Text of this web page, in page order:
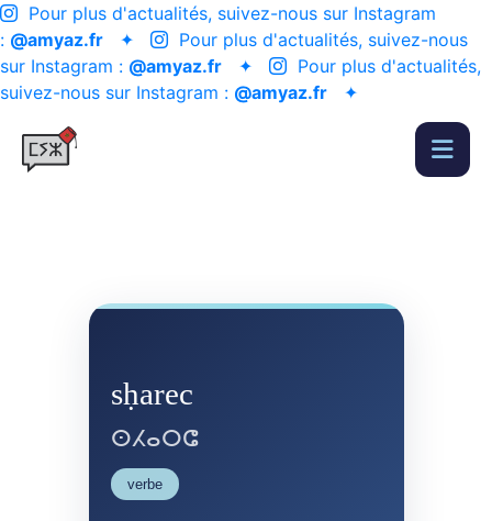
Pour plus d'actualités, suivez-nous sur Instagram
: @amyaz.fr ✦
Pour plus d'actualités, suivez-nous
sur Instagram : @amyaz.fr ✦
Pour plus d'actualités,
suivez-nous sur Instagram : @amyaz.fr ✦
sḥarec
ⵙⵃⴰⵔⵛ
verbe